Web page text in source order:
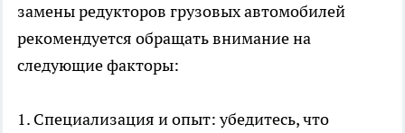
замены редукторов грузовых автомобилей
рекомендуется обращать внимание на
следующие факторы:
1. Специализация и опыт: убедитесь, что